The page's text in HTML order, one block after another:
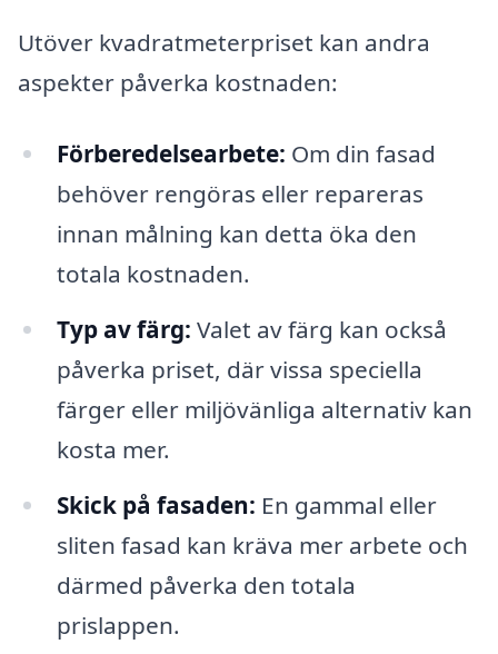
Utöver kvadratmeterpriset kan andra
aspekter påverka kostnaden:
Förberedelsearbete: Om din fasad
behöver rengöras eller repareras
innan målning kan detta öka den
totala kostnaden.
Typ av färg: Valet av färg kan också
påverka priset, där vissa speciella
färger eller miljövänliga alternativ kan
kosta mer.
Skick på fasaden: En gammal eller
sliten fasad kan kräva mer arbete och
därmed påverka den totala
prislappen.